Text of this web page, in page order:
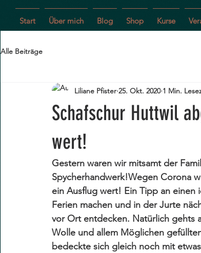
Start Über mich Blog Shop Kurse
Alle Beiträge
Schafschur Huttwil
wert!
Liliane Pfister 25. Okt. 2020 1 Min.
Gestern waren wir mitsamt der
Spycherhandwerk!Wegen Corona
ein Ausflug wert! Ein Tipp an einen
Ferien machen und in der Jurte
vor Ort entdecken. Natürlich gehts
Wolle und allem Möglichen
bedeckte sich gleich noch mit